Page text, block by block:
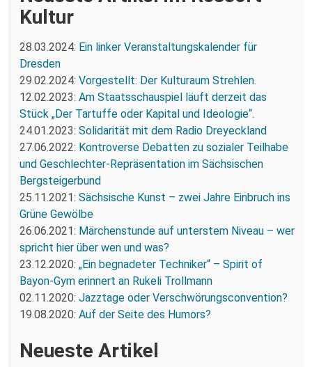
Kultur
28.03.2024: Ein linker Veranstaltungskalender für
Dresden
29.02.2024: Vorgestellt: Der Kulturaum Strehlen.
12.02.2023: Am Staatsschauspiel läuft derzeit das
Stück „Der Tartuffe oder Kapital und Ideologie“.
24.01.2023: Solidarität mit dem Radio Dreyeckland
27.06.2022: Kontroverse Debatten zu sozialer Teilhabe
und Geschlechter-Repräsentation im Sächsischen
Bergsteigerbund
25.11.2021: Sächsische Kunst – zwei Jahre Einbruch ins
Grüne Gewölbe
26.06.2021: Märchenstunde auf unterstem Niveau – wer
spricht hier über wen und was?
23.12.2020: „Ein begnadeter Techniker“ – Spirit of
Bayon-Gym erinnert an Rukeli Trollmann
02.11.2020: Jazztage oder Verschwörungsconvention?
19.08.2020: Auf der Seite des Humors?
Neueste Artikel